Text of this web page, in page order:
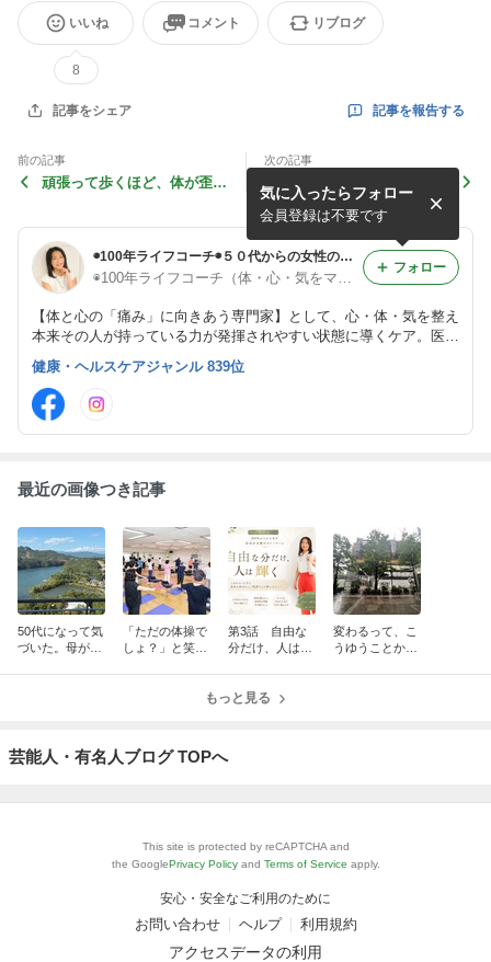
いいね
8
コメント リブログ
記事をシェア 記事を報告する
前の記事
頑張って歩くほど、体が歪む
次の記事
猫背や巻き肩を治したいな
ら、“背骨の土台”を見直し
て
◉100年ライフコーチ◉５０代からの女性の生き方「体・心・気」をマルッとケアして自分をアップデート！
【体と心の「痛み」に向きあう専門家】として、心・体・気を整え
本来その人が持っている力が発揮されやすい状態に導くケア。医療
行為としての治療や診断ではなく医療でカバーしきれない生活や意
識の部分で、人生の可能性を閉じない選択肢をお伝えしています。
気に入ったらフォロー
会員登録は不要です
フォロー
健康・ヘルスケアジャンル 839位
最近の画像つき記事
50代になって気
づいた。母が毎
「ただの体操で
しょ？」と笑わ
第3話 自由な
分だけ、人は輝
が主役のストー
変わるって、こ
うゆうことか
もっと見る
芸能人・有名人ブログ TOPへ
This site is protected by reCAPTCHA and
the GooglePrivacy Policy and Terms of Service apply.
安心・安全なご利用のために
お問い合わせ ヘルプ 利用規約
アクセスデータの利用